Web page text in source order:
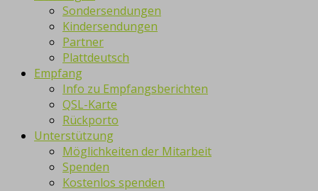
Sondersendungen
Kindersendungen
Partner
Plattdeutsch
Empfang
Info zu Empfangsberichten
QSL-Karte
Rückporto
Unterstützung
Möglichkeiten der Mitarbeit
Spenden
Kostenlos spenden